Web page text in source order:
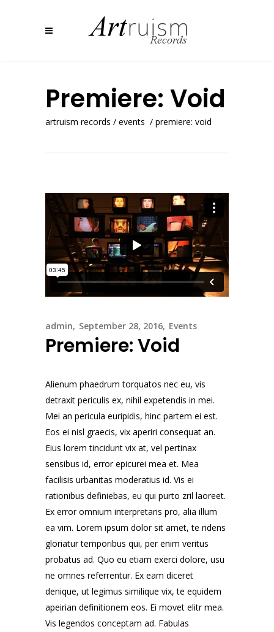
Premiere: Void
artruism records / events / premiere: void
admin September 28, 2016 Events
Premiere: Void
Alienum phaedrum torquatos nec eu, vis
detraxit periculis ex, nihil expetendis in mei.
Mei an pericula euripidis, hinc partem ei est.
Eos ei nisl graecis, vix aperiri consequat an.
Eius lorem tincidunt vix at, vel pertinax
sensibus id, error epicurei mea et. Mea
facilisis urbanitas moderatius id. Vis ei
rationibus definiebas, eu qui purto zril laoreet.
Ex error omnium interpretaris pro, alia illum
ea vim. Lorem ipsum dolor sit amet, te ridens
gloriatur temporibus qui, per enim veritus
probatus ad. Quo eu etiam exerci dolore, usu
ne omnes referrentur. Ex eam diceret
denique, ut legimus similique vix, te equidem
apeirian definitionem eos. Ei movet elitr mea.
Vis legendos conceptam ad. Fabulas